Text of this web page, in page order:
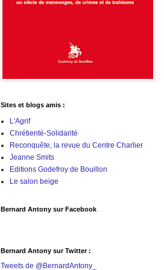
Sites et blogs amis :
L'Agrif
Chrétienté-Solidarité
Reconquête, la revue du Centre Charlier
Jeanne Smits
Editions Godefroy de Bouillon
Le salon beige
Bernard Antony sur Facebook
Bernard Antony sur Twitter :
Tweets de @BernardAntony_